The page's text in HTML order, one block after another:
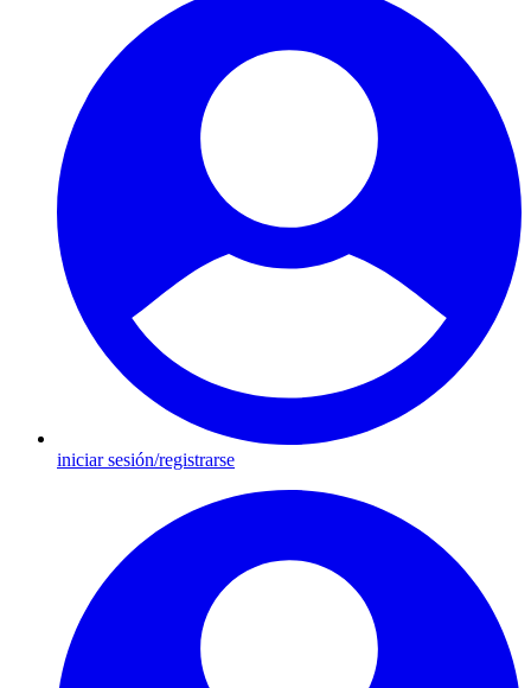
iniciar sesión/registrarse